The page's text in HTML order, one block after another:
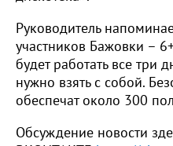
Руководитель
участников Бажовки –
будет работать все три
нужно взять с собой.
обеспечат около 300
Обсуждение новости